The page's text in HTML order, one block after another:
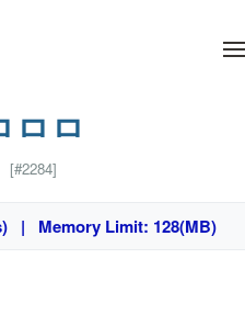
ㅁㅁ
[#2284]
| Memory Limit: 128(MB)